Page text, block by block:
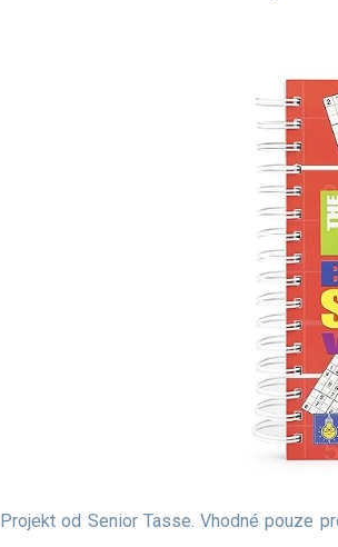
od Senior Tasse. Vhodné pouze